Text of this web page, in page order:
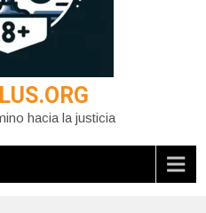
hacia la justicia